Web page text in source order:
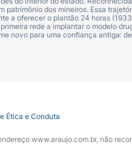
dos mineiros. Essa
a oferecer o plantão 24 horas
rede a implantar o modelo
novo para uma confiança antiga:
Ética e Conduta
www.araujo.com.br, não